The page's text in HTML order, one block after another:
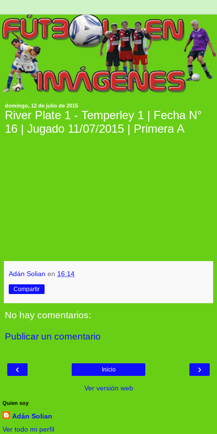
domingo, 12 de julio de 2015
River Plate 1 - Temperley 1 | Fecha N°
16 | Jugado 11/07/2015 | Primera A
Adán Solian en 16:14
Compartir
No hay comentarios:
Publicar un comentario
‹ ›
Inicio
Ver versión web
Quien soy
Adán Solian
Ver todo mi perfil